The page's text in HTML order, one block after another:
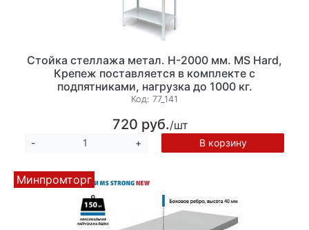
Стойка стеллажа метал. Н-2000 мм. MS Hard,
Крепеж поставляется в комплекте с
подпятниками, нагрузка до 1000 кг.
Код: 77_141
720 руб./шт
- + В корзину
Минпромторг